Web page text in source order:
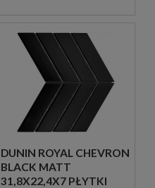
DUNIN ROYAL CHEVRON
BLACK MATT
31,8X22,4X7 PŁYTKI